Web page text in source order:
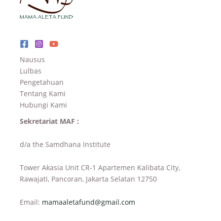
Nausus
Lulbas
Pengetahuan
Tentang Kami
Hubungi Kami
Sekretariat MAF :
d/a the Samdhana Institute
Tower Akasia Unit CR-1 Apartemen Kalibata City,
Rawajati, Pancoran, Jakarta Selatan 12750
Email: mamaaletafund@gmail.com